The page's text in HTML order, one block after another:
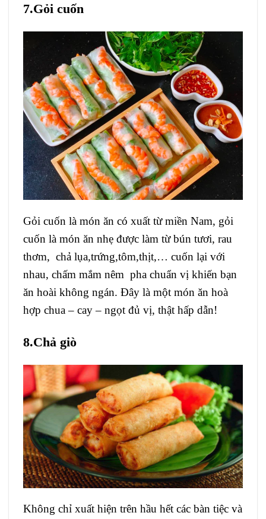
7.Gỏi cuốn
Gỏi cuốn là món ăn có xuất từ miền Nam, gỏi
cuốn là món ăn nhẹ được làm từ bún tươi, rau
thơm, chả lụa,trứng,tôm,thịt,… cuốn lại với
nhau, chấm mắm nêm pha chuẩn vị khiến bạn
ăn hoài không ngán. Đây là một món ăn hoà
hợp chua – cay – ngọt đủ vị, thật hấp dẫn!
8.Chả giò
Không chỉ xuất hiện trên hầu hết các bàn tiệc và